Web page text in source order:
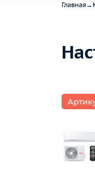
Главная→